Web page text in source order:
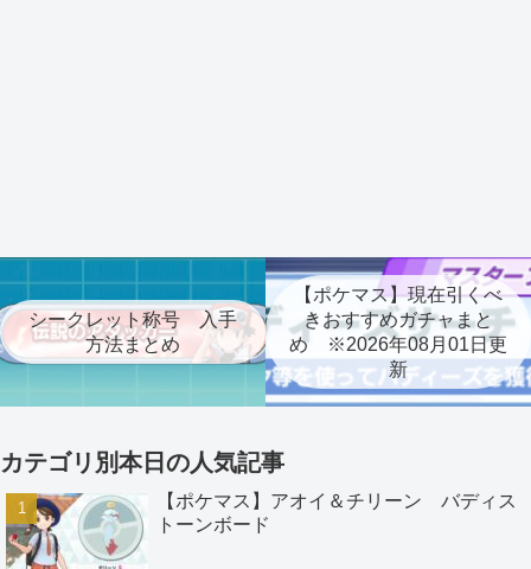
シークレット称号 入手
方法まとめ
【ポケマス】現在引くべ
きおすすめガチャまと
め ※2026年08月01日更
新
カテゴリ別本日の人気記事
【ポケマス】アオイ＆チリーン バディス
トーンボード